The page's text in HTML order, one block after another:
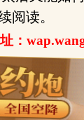
阅读。
：